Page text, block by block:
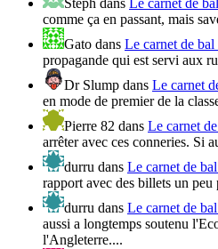
Steph dans Le carnet de
comme ça en passant, mais
Gato dans Le carnet de
propagande qui est servi aux
Dr Slump dans Le carnet
en mode de premier de la
Pierre 82 dans Le carnet
arrêter avec ces conneries. Si
durru dans Le carnet de
rapport avec des billets un peu
durru dans Le carnet de
aussi a longtemps soutenu
l'Angleterre....